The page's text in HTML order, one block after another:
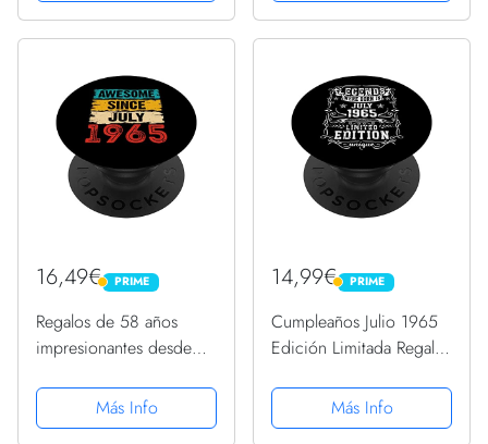
16,49€ PRIME
PRIME
Regalos de 58 años
impresionantes desde
PopSockets PopGrip
Intercambiable
Más Info
14,99€ PRIME
PRIME
Cumpleaños Julio 1965
Edición Limitada Regalo
PopGrip Intercambiable
Más Info